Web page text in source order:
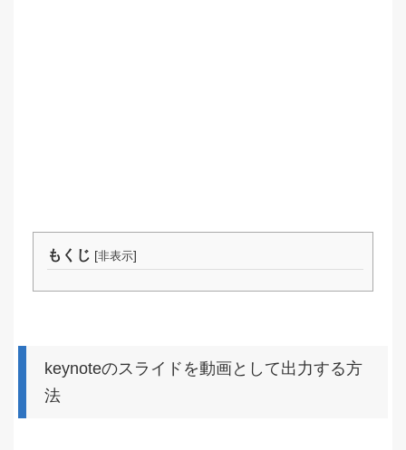
もくじ [非表示]
keynoteのスライドを動画として出力する方
法